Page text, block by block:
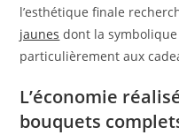
l’esthétique finale
jaunes dont la
particulièrement aux
L’économie
bouquets